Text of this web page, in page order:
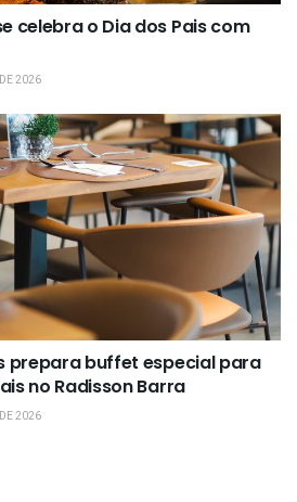
celebra o Dia dos Pais com
2026
prepara buffet especial para
no Radisson Barra
2026